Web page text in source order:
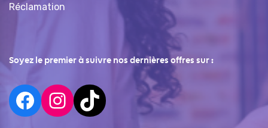
Réclamation
Soyez le premier à suivre nos dernières offres sur :